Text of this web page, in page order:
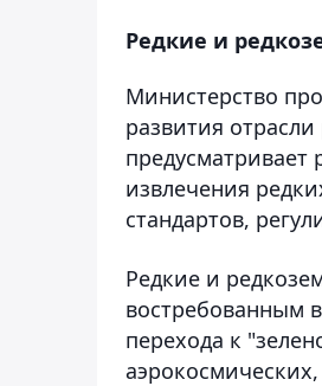
Редкие и
Министерство
развития
извлечения
стандартов,
Редкие и
востребованным
перехода к